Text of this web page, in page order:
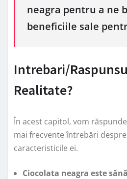
neagra pentru a ne
beneficiile sale
Intrebari/
Realitate?
În acest capitol, vom
mai frecvente întrebări
caracteristicile ei.
Ciocolata neagra este